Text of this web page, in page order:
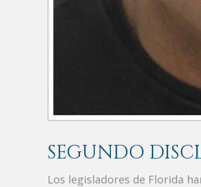
SEGUNDO
Los legisladores de Florida